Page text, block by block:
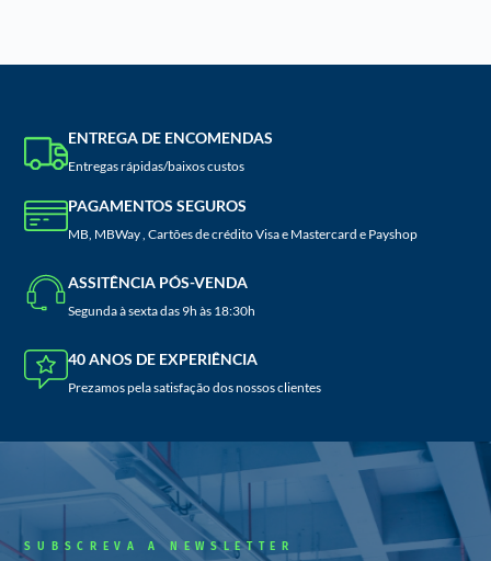
ENTREGA DE ENCOMENDAS
Entregas rápidas/baixos custos
PAGAMENTOS SEGUROS
MB, MBWay , Cartões de crédito Visa e Mastercard e Payshop
ASSITÊNCIA PÓS-VENDA
Segunda à sexta das 9h às 18:30h
40 ANOS DE EXPERIÊNCIA
Prezamos pela satisfação dos nossos clientes
SUBSCREVA A NEWSLETTER